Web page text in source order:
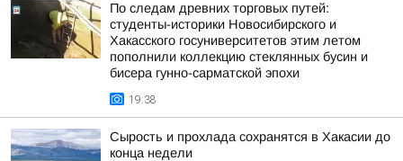
По следам древних торговых путей:
студенты-историки Новосибирского и
Хакасского госуниверситетов этим летом
пополнили коллекцию стеклянных бусин и
бисера гунно-сарматской эпохи
19:38
Сырость и прохлада сохранятся в Хакасии до
конца недели